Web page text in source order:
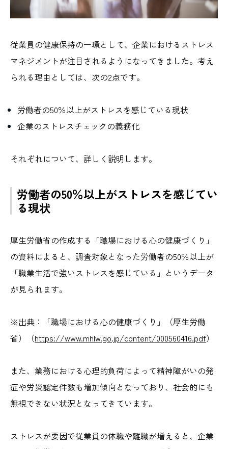
従業員の健康保持の一環として、企業におけるストレス
マネジメントが注目されるようになってきました。考え
られる理由としては、次の2点です。
労働者の50％以上がストレスを感じている現状
企業のストレスチェックの義務化
それぞれについて、詳しく説明します。
労働者の50％以上がストレスを感じてい
る現状
厚生労働省の作成する「職場における心の健康づくり」
の資料によると、調査対象となった労働者の50％以上が
「職業生活で強いストレスを感じている」というデータ
が見られます。
※出典：「職場における心の健康づくり」（厚生労働
省）（https://www.mhlw.go.jp/content/000560416.pdf）
また、業務における心理的負荷によって精神障がいの発
症や労災認定件数も増加傾向となっており、社会的にも
無視できない状況となってきています。
ストレスが要因で従業員の休職や離職が増えると、企業